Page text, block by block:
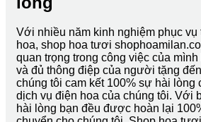
Với nhiều năm kinh nghiệm phục vụ
hoa, shop hoa tươi
quan trọng trong công việc của
và đủ thông điệp của người tặng
chúng tôi cam kết 100% sự hài lòng
dịch vụ điện hoa của chúng tôi. Với
hài lòng bạn đều được hoàn lại